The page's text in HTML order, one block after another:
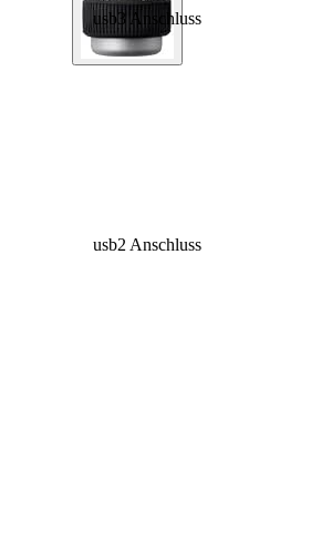
usb3 Anschluss
usb2 Anschluss